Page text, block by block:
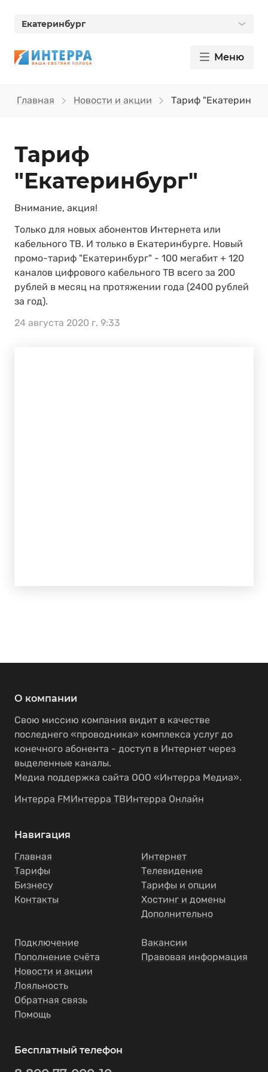
Екатеринбург
Меню
Главная Новости и акции Тариф
Тариф
"Екатеринбург"
Внимание, акция!
Только для новых абонентов Интернета или
кабельного ТВ. И только в Екатеринбурге. Новый
промо-тариф "Екатеринбург" - 100 мегабит + 120
каналов цифрового кабельного ТВ всего за 200
рублей в месяц на протяжении года (2400 рублей
за год).
24 августа 2020 г. 9:33
О компании
Свою миссию компания видит в качестве
последнего «проводника» комплекса услуг до
конечного абонента - доступ в Интернет через
выделенные каналы.
Медиа поддержка сайта ООО «Интерра Медиа».
Интерра FMИнтерра ТВИнтерра Онлайн
Навигация
Главная
Тарифы
Бизнесу
Контакты
Интернет
Телевидение
Тарифы и опции
Хостинг и домены
Дополнительно
Подключение
Пополнение счёта
Новости и акции
Лояльность
Обратная связь
Помощь
Вакансии
Правовая информация
Бесплатный телефон